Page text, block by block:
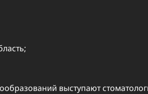
выступают